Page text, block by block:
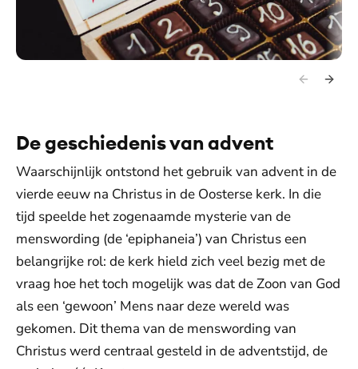
De geschiedenis van advent
Waarschijnlijk ontstond het gebruik van advent in de
vierde eeuw na Christus in de Oosterse kerk. In die
tijd speelde het zogenaamde mysterie van de
menswording (de ‘epiphaneia’) van Christus een
belangrijke rol: de kerk hield zich veel bezig met de
vraag hoe het toch mogelijk was dat de Zoon van God
als een ‘gewoon’ Mens naar deze wereld was
gekomen. Dit thema van de menswording van
Christus werd centraal gesteld in de adventstijd, de